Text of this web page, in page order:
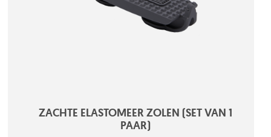
ZACHTE ELASTOMEER ZOLEN (SET VAN 1
PAAR)